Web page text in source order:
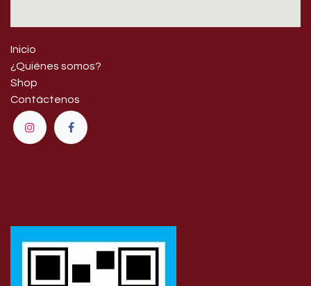
Inicio
¿Quiénes somos?
Shop
Contáctenos